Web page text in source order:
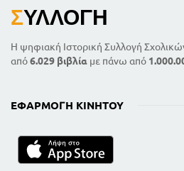
ΣΥΛΛΟΓΉ
Η ψηφιακή Ιστορική Συλλογή
από6.029 βιβλία με πάνω από
ΕΦΑΡΜΟΓΉ ΚΙΝΗΤΟΎ